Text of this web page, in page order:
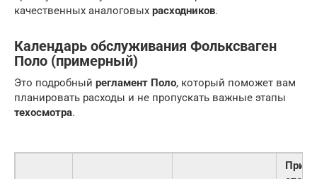
качественных аналоговых расходников.
Календарь обслуживания Фольксваген
Поло (примерный)
Это подробный регламент Поло, который поможет вам
планировать расходы и не пропускать важные этапы
техосмотра.